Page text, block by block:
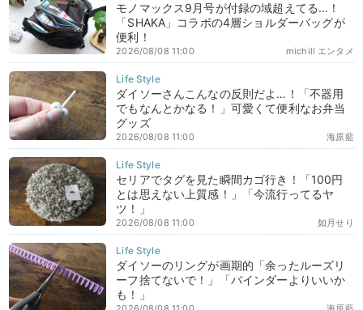
モノマックス9月号が付録の域超えてる…！
「SHAKA」コラボの4層ショルダーバッグが
便利！
michill エンタメ
2026/08/08 11:00
ダイソーさんこんなの反則だよ…！「不器用
でもなんとかなる！」可愛くて便利なお弁当
グッズ
海原藍
2026/08/08 11:00
セリアでタグを見た瞬間カゴ行き！「100円
とは思えない上質感！」「今流行ってるヤ
ツ！」
如月せり
2026/08/08 11:00
ダイソーのリングが画期的「余ったルーズリ
ーフ捨てないで！」「バインダーよりいいか
も！」